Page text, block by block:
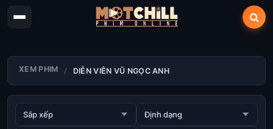
XEM PHIM DIỄN VIÊN VŨ NGỌC ANH